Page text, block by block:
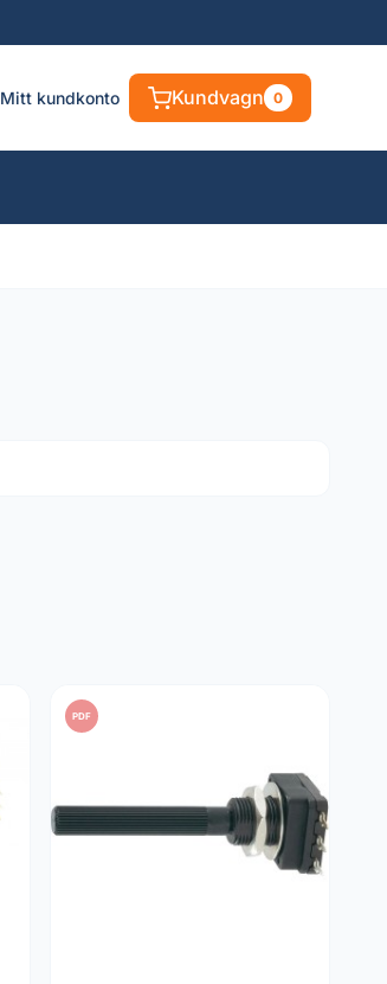
Mitt kundkonto Kundvagn 0
PDF